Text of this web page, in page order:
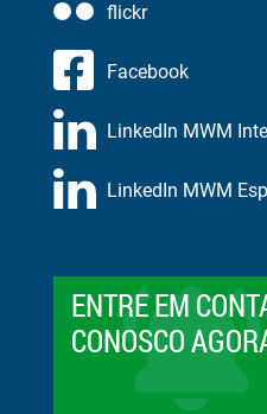
flickr
Facebook
LinkedIn MWM
LinkedIn MWM
ENTRE EM
CONOSCO